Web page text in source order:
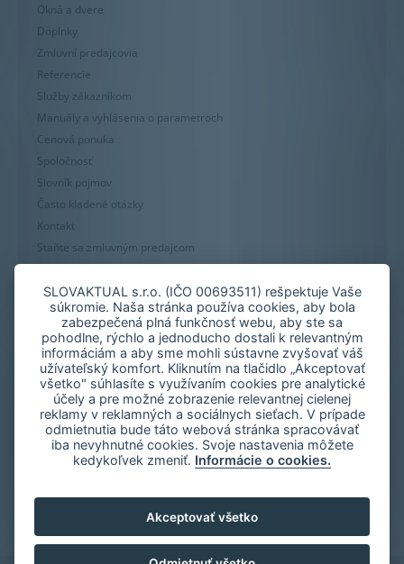
Okná a dvere
Doplnky
Zmluvní predajcovia
Referencie
Služby zákazníkom
Manuály a vyhlásenia o parametroch
Cenová ponuka
Spoločnosť
Slovník pojmov
Často kladené otázky
Kontakt
Staňte sa zmluvným predajcom
Mapa stránky
Zásady používania súborov cookie
Nastavenie cookies
Oznámenie nekalých praktík
SLOVAKTUAL s.r.o. (IČO 00693511) rešpektuje Vaše
súkromie. Naša stránka používa cookies, aby bola
zabezpečená plná funkčnosť webu, aby ste sa
pohodlne, rýchlo a jednoducho dostali k relevantným
informáciám a aby sme mohli sústavne zvyšovať váš
užívateľský komfort. Kliknutím na tlačidlo „Akceptovať
všetko" súhlasíte s využívaním cookies pre analytické
účely a pre možné zobrazenie relevantnej cielenej
reklamy v reklamných a sociálnych sieťach. V prípade
odmietnutia bude táto webová stránka spracovávať
iba nevyhnutné cookies. Svoje nastavenia môžete
kedykoľvek zmeniť. Informácie o cookies.
Akceptovať všetko